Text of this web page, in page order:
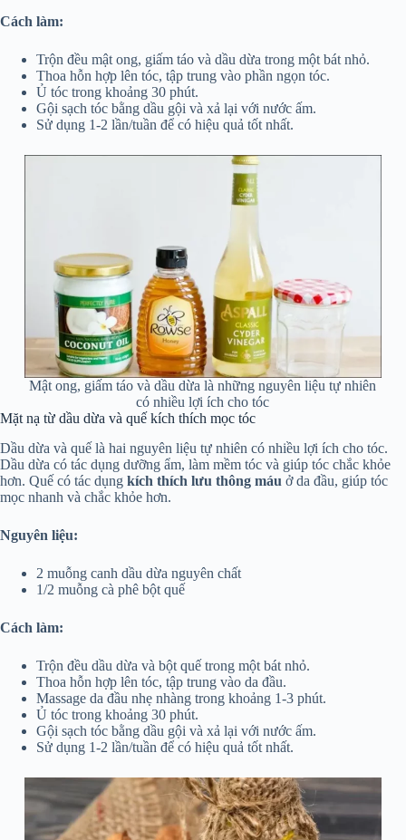
Cách làm:
Trộn đều mật ong, giấm táo và dầu dừa trong một bát nhỏ.
Thoa hỗn hợp lên tóc, tập trung vào phần ngọn tóc.
Ủ tóc trong khoảng 30 phút.
Gội sạch tóc bằng dầu gội và xả lại với nước ấm.
Sử dụng 1-2 lần/tuần để có hiệu quả tốt nhất.
Mật ong, giấm táo và dầu dừa là những nguyên liệu tự nhiên
có nhiều lợi ích cho tóc
Mặt nạ từ dầu dừa và quế kích thích mọc tóc
Dầu dừa và quế là hai nguyên liệu tự nhiên có nhiều lợi ích cho tóc.
Dầu dừa có tác dụng dưỡng ẩm, làm mềm tóc và giúp tóc chắc khỏe
hơn. Quế có tác dụng kích thích lưu thông máu ở da đầu, giúp tóc
mọc nhanh và chắc khỏe hơn.
Nguyên liệu:
2 muỗng canh dầu dừa nguyên chất
1/2 muỗng cà phê bột quế
Cách làm:
Trộn đều dầu dừa và bột quế trong một bát nhỏ.
Thoa hỗn hợp lên tóc, tập trung vào da đầu.
Massage da đầu nhẹ nhàng trong khoảng 1-3 phút.
Ủ tóc trong khoảng 30 phút.
Gội sạch tóc bằng dầu gội và xả lại với nước ấm.
Sử dụng 1-2 lần/tuần để có hiệu quả tốt nhất.